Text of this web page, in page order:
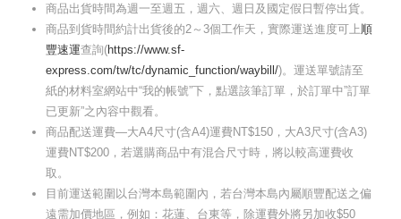
商品出貨時間為週一至週五，週六、週日及國定假日暫停出貨。
商品到貨時間約計出貨後的2～3個工作天，實際運送進度可上順
豐速運查詢(https://www.sf-
express.com/tw/tc/dynamic_function/waybill/)。運送單號請至
紙的材料室網站中“我的帳號”下，點選該筆訂單，於訂單中”訂單
已更新”之內容中觀看。
商品配送運費—大A4尺寸(含A4)運費NT$150，大A3尺寸(含A3)
運費NT$200，若選購商品中有混合尺寸時，將以較高運費收
取。
目前運送範圍以台灣本島範圍內，若台灣本島內屬順豐配送之偏
遠需加價地區，例如：花蓮、台東等，除運費外將另加收$50